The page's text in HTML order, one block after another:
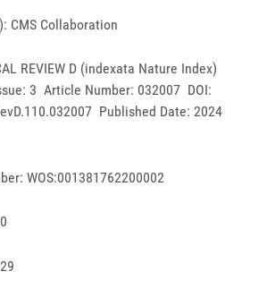
CMS Collaboration
REVIEW D (indexata Nature Index)
3 Article Number: 032007 DOI:
Published Date: 2024
WOS:001381762200002